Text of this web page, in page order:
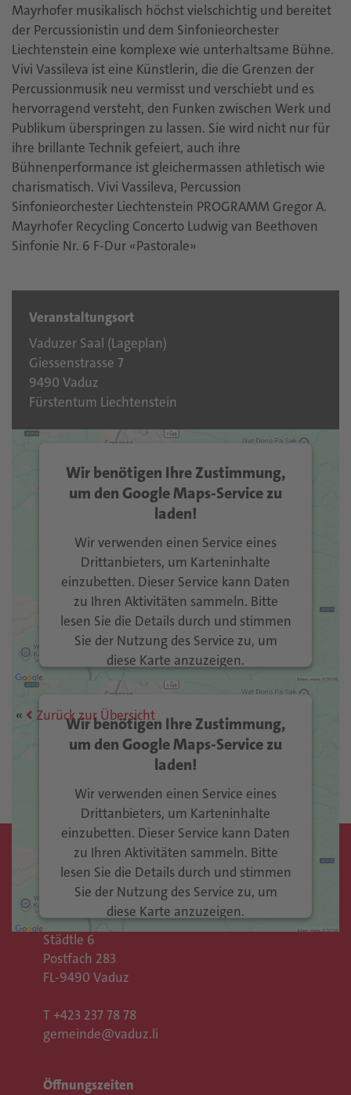
Mayrhofer musikalisch höchst vielschichtig und bereitet
der Percussionistin und dem Sinfonieorchester
Liechtenstein eine komplexe wie unterhaltsame Bühne.
Vivi Vassileva ist eine Künstlerin, die die Grenzen der
Percussionmusik neu vermisst und verschiebt und es
hervorragend versteht, den Funken zwischen Werk und
Publikum überspringen zu lassen. Sie wird nicht nur für
ihre brillante Technik gefeiert, auch ihre
Bühnenperformance ist gleichermassen athletisch wie
charismatisch. Vivi Vassileva, Percussion
Sinfonieorchester Liechtenstein PROGRAMM Gregor A.
Mayrhofer Recycling Concerto Ludwig van Beethoven
Sinfonie Nr. 6 F-Dur «Pastorale»
Veranstaltungsort
Vaduzer Saal (Lageplan)
Giessenstrasse 7
9490 Vaduz
Fürstentum Liechtenstein
Wir benötigen Ihre Zustimmung,
um den Google Maps-Service zu
laden!
Wir verwenden einen Service eines
Drittanbieters, um Karteninhalte
einzubetten. Dieser Service kann Daten
zu Ihren Aktivitäten sammeln. Bitte
lesen Sie die Details durch und stimmen
Sie der Nutzung des Service zu, um
diese Karte anzuzeigen.
Mehr Informationen
Akzeptieren
Usercentrics Consent
Management Platform &eRecht24
Wir benötigen Ihre Zustimmung,
um den Google Maps-Service zu
laden!
Wir verwenden einen Service eines
Drittanbieters, um Karteninhalte
einzubetten. Dieser Service kann Daten
zu Ihren Aktivitäten sammeln. Bitte
lesen Sie die Details durch und stimmen
Sie der Nutzung des Service zu, um
diese Karte anzuzeigen.
powered by
Management Platform
Zurück zur Übersicht
Kontakt
Gemeinde Vaduz
Rathaus
Städtle 6
Postfach 283
FL-9490 Vaduz
T +423 237 78 78
gemeinde@vaduz.li
Öffnungszeiten